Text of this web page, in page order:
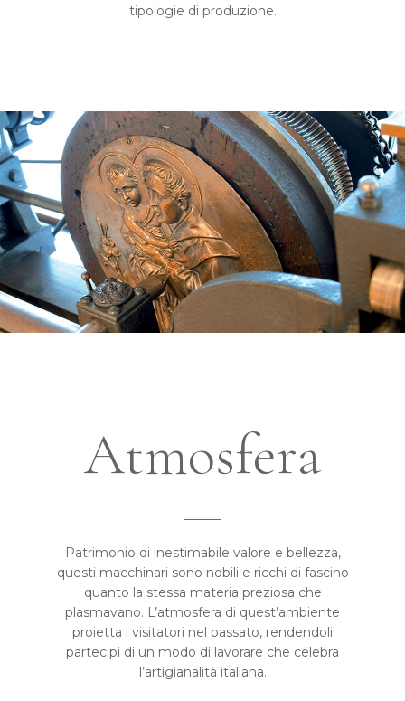
tipologie di produzione.
Atmosfera
Patrimonio di inestimabile valore e bellezza,
questi macchinari sono nobili e ricchi di fascino
quanto la stessa materia preziosa che
plasmavano. L’atmosfera di quest’ambiente
proietta i visitatori nel passato, rendendoli
partecipi di un modo di lavorare che celebra
l’artigianalità italiana.